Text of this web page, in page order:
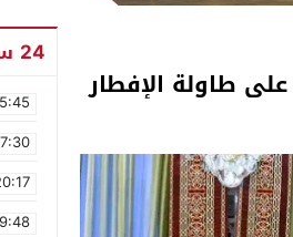
طاولة الإفطار
24 ساعة